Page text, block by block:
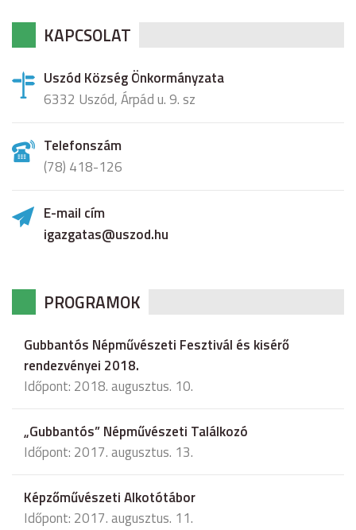
KAPCSOLAT
Uszód Község Önkormányzata
6332 Uszód, Árpád u. 9. sz
Telefonszám
(78) 418-126
E-mail cím
igazgatas@uszod.hu
PROGRAMOK
Gubbantós Népművészeti Fesztivál és kisérő
rendezvényei 2018.
Időpont: 2018. augusztus. 10.
„Gubbantós” Népművészeti Találkozó
Időpont: 2017. augusztus. 13.
Képzőművészeti Alkotótábor
Időpont: 2017. augusztus. 11.